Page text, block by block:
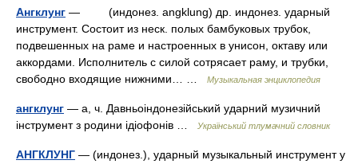
Ангклунг — (индонез. angklung) др. индонез. ударный
инструмент. Состоит из неск. полых бамбуковых трубок,
подвешенных на раме и настроенных в унисон, октаву или
аккордами. Исполнитель с силой сотрясает раму, и трубки,
свободно входящие нижними… …
Музыкальная энциклопедия
ангклунг — а, ч. Давньоіндонезійський ударний музичний
інструмент з родини ідіофонів …
Український тлумачний словник
АНГКЛУНГ — (индонез.), ударный музыкальный инструмент у